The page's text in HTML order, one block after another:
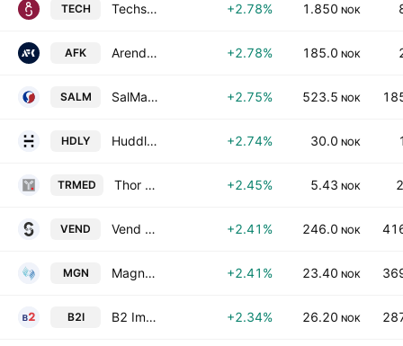
TECH Techstep ASA +2.78% 1.850 NOK
AFK Arendals Fossekompani ASA +2.78% 185.0 NOK
SALM SalMar ASA +2.75% 523.5 NOK
HDLY Huddly AS +2.74% 30.0 NOK
TRMED Thor Medical ASA +2.45% 5.43 NOK
VEND Vend Marketplaces ASA +2.41% 246.0 NOK
MGN Magnora ASA +2.41% 23.40 NOK
B2I B2 Impact ASA +2.34% 26.20 NOK